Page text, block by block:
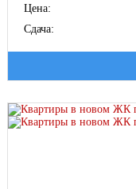
Цена:
Сдача: